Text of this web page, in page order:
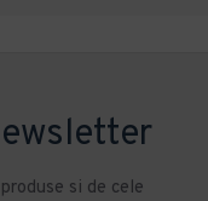
si de cele